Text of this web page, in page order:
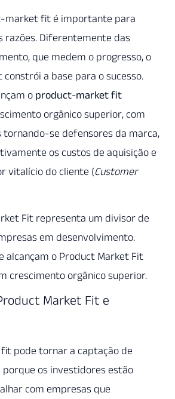
market fit é importante para
Diferentemente das
que medem o progresso, o
a base para o sucesso.
o product-market fit
orgânico superior, com
se defensores da marca,
os custos de aquisição e
vitalício do cliente (Customer
Fit representa um divisor de
em desenvolvimento.
alcançam o Product Market Fit
crescimento orgânico superior.
Market Fit e
pode tornar a captação de
os investidores estão
com empresas que